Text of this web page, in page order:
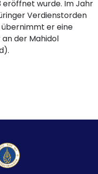
eröffnet wurde. Im Jahr
Verdienstorden
übernimmt er eine
der Mahidol